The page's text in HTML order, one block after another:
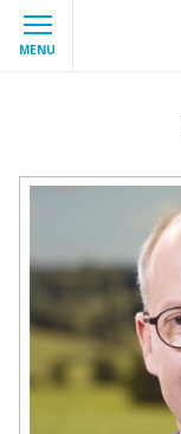
MENU